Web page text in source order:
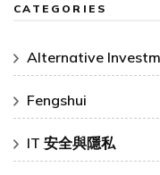
CATEGORIES
Alternative
Fengshui
IT 安全與隱私